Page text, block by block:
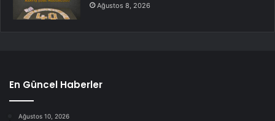
Ağustos 8, 2026
En Güncel Haberler
Ağustos 10, 2026